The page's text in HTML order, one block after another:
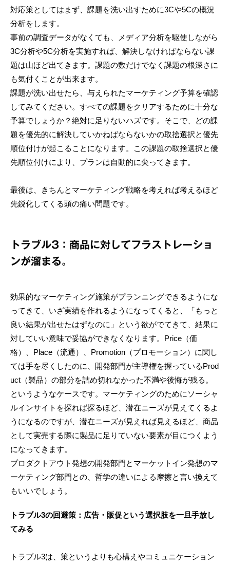
対応策としてはまず、課題を洗い出すために3Cや5Cの概況
分析をします。
事前の調査データがなくても、メディア分析を駆使しながら
3C分析や5C分析を実施すれば、解決しなければならない課
題は山ほど出てきます。課題の数だけでなく課題の根深さに
も気付くことが出来ます。
課題が洗い出せたら、与えられたマーケティング予算を確認
してみてください。すべての課題をクリアするために十分な
予算でしょうか？絶対に足りないハズです。そこで、どの課
題を優先的に解決していかねばならないかの取捨選択と優先
順位付けが起こることになります。この課題の取捨選択と優
先順位付けにより、プランは自動的に尖ってきます。
最後は、きちんとマーケティング戦略を考えれば考えるほど
先鋭化してくる頭の痛い問題です。
トラブル3：商品に対してフラストレーショ
ンが溜まる。
効果的なマーケティング施策がプランニングできるようにな
ってきて、いざ実績を作れるようになってくると、「もっと
良い結果が出せたはずなのに」という欲がでてきて、結果に
対していい意味で妥協ができなくなります。Price（価
格）、Place（流通）、Promotion（プロモーション）に関し
ては手を尽くしたのに、開発部門が主導権を握っているProd
uct（製品）の部分を詰め切れなかった不満や後悔が残る。
というようなケースです。マーケティングのためにソーシャ
ルインサイトを探れば探るほど、潜在ニーズが見えてくるよ
うになるのですが、潜在ニーズが見えれば見えるほど、商品
として実売する際に製品に足りていない要素が目につくよう
になってきます。
プロダクトアウト発想の開発部門とマーケットイン発想のマ
ーケティング部門との、哲学の違いによる摩擦と言い換えて
もいいでしょう。
トラブル3の回避策：広告・販促という選択肢を一旦手放し
てみる
トラブル3は、策というよりも心構えやコミュニケーション